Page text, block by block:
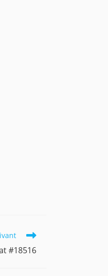
#18516